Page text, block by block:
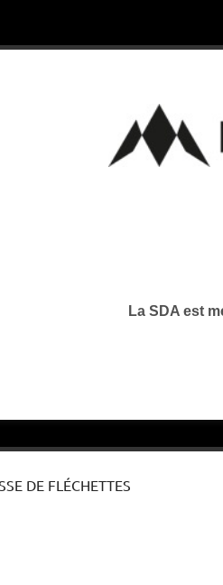
La SDA est
DE FLÉCHETTES